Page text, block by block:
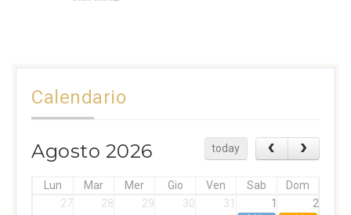
Calendario
Agosto 2026 today
Lun Mar Mer Gio Ven Sab
Dom
27
28 29 30 31 1 2